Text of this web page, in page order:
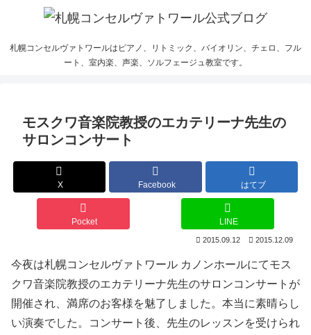
札幌コンセルヴァトワールはピアノ、リトミック、バイオリン、チェロ、フル
ート、室内楽、声楽、ソルフェージュ教室です。
モスクワ音楽院教授のエカテリーナ先生の
サロンコンサート
X Facebook はてブ
Pocket LINE
2015.09.12 2015.12.09
今夜は札幌コンセルヴァトワール カノンホールにてモス
クワ音楽院教授のエカテリーナ先生のサロンコンサートが
開催され、満席のお客様を魅了しました。本当に素晴らし
い演奏でした。コンサート後、先生のレッスンを受けられ